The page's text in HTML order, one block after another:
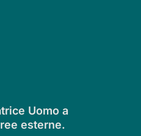
Uomo a
esterne.